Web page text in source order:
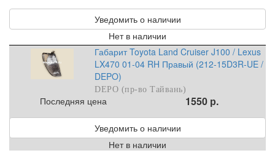
Уведомить о наличии
Нет в наличии
Габарит Toyota Land Cruiser J100 / Lexus
LX470 01-04 RH Правый (212-15D3R-UE /
DEPO)
DEPO (пр-во Тайвань)
Последняя цена 1550 р.
Уведомить о наличии
Нет в наличии